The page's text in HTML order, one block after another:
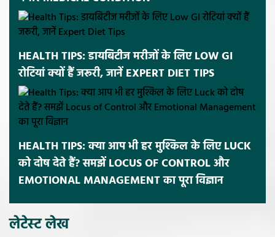
HEALTH TIPS: डायबिटीज मरीजों के लिए LOW GI
रोटियां क्यों हैं जरूरी, जानें EXPERT DIET TIPS
HEALTH TIPS: क्या आप भी हर मुश्किल के लिए LUCK
को दोष देते हैं? समझें LOCUS OF CONTROL और
EMOTIONAL MANAGEMENT का पूरा विज्ञान
लेटेस्ट लेख